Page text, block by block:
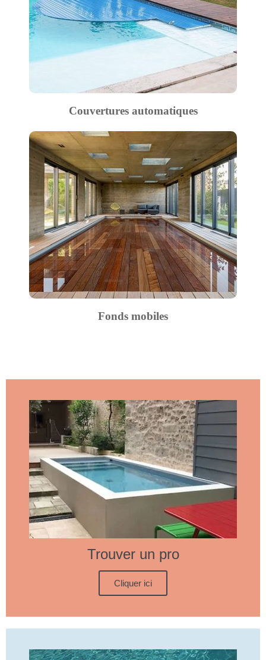
Couvertures automatiques
Fonds mobiles
Trouver un pro
Cliquer ici